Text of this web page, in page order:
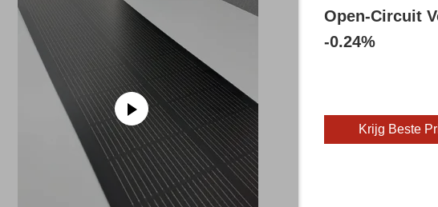
Open-Circuit
-0.24%
Krijg Beste